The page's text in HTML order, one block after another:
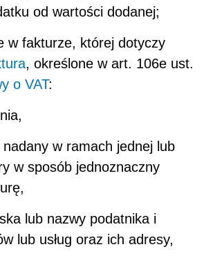
od wartości dodanej;
w fakturze, której dotyczy
, określone w art. 106e ust.
o VAT:
w ramach jednej lub
w sposób jednoznaczny
lub nazwy podatnika i
lub usług oraz ich adresy,